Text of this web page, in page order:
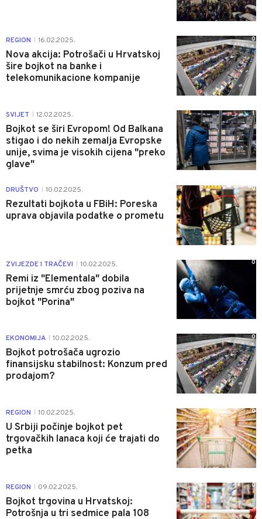
REGION 16.02.2025.
Nova akcija: Potrošači u Hrvatskoj
šire bojkot na banke i
telekomunikacione kompanije
0
SVIJET 12.02.2025.
Bojkot se širi Evropom! Od Balkana
stigao i do nekih zemalja Evropske
unije, svima je visokih cijena "preko
glave"
1
DRUŠTVO 10.02.2025.
Rezultati bojkota u FBiH: Poreska
uprava objavila podatke o prometu
0
ZVIJEZDE I TRAČEVI 10.02.2025.
Remi iz "Elementala" dobila
prijetnje smrću zbog poziva na
bojkot "Porina"
0
EKONOMIJA 10.02.2025.
Bojkot potrošača ugrozio
finansijsku stabilnost: Konzum pred
prodajom?
0
REGION 10.02.2025.
U Srbiji počinje bojkot pet
trgovačkih lanaca koji će trajati do
petka
0
REGION 09.02.2025.
Bojkot trgovina u Hrvatskoj:
Potrošnja u tri sedmice pala 108
0